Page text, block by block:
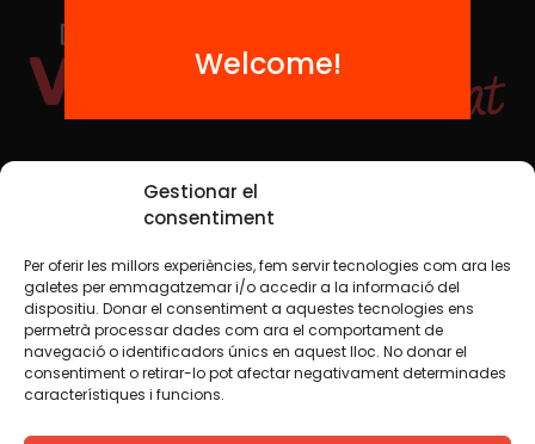
Gestionar el
consentiment
Per oferir les millors experiències, fem servir tecnologies com ara les
galetes per emmagatzemar i/o accedir a la informació del
dispositiu. Donar el consentiment a aquestes tecnologies ens
permetrà processar dades com ara el comportament de
navegació o identificadors únics en aquest lloc. No donar el
consentiment o retirar-lo pot afectar negativament determinades
característiques i funcions.
Social Media
TW YTB IG FB IN
Legal NoticeCookie Policy
Welcome!